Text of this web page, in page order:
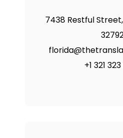
7438 Restful
+1 321